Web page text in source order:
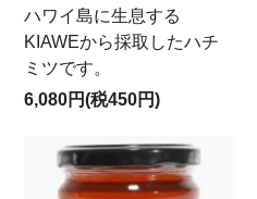
ハワイ島に生息する
KIAWEから採取したハチ
ミツです。
6,080円(税450円)